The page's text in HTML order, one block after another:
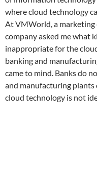
where cloud technology
At VMWorld, a
company asked me what
inappropriate for the
banking and
came to mind. Banks do
and manufacturing
cloud technology is not